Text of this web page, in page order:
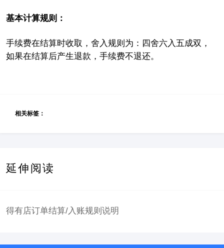
基本计算规则：
手续费在结算时收取，舍入规则为：四舍六入五成双，
如果在结算后产生退款，手续费不退还。
相关标签：
延伸阅读
得有店订单结算/入账规则说明